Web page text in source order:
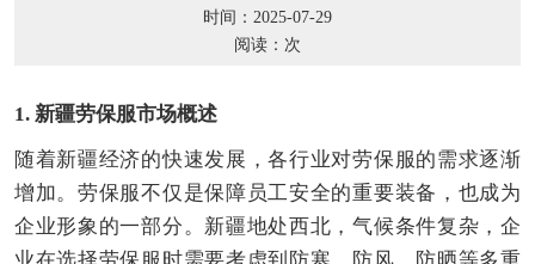
时间：2025-07-29
阅读： 次
1. 新疆劳保服市场概述
随着新疆经济的快速发展，各行业对劳保服的需求逐渐
增加。劳保服不仅是保障员工安全的重要装备，也成为
企业形象的一部分。新疆地处西北，气候条件复杂，企